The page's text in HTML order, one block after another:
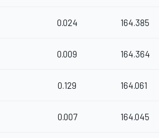
0.024 164.385
0.009 164.364
0.129 164.061
0.007 164.045